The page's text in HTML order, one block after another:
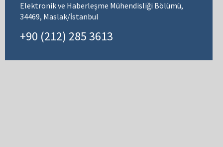
Elektronik ve Haberleşme Mühendisliği Bölümü,
34469, Maslak/İstanbul
+90 (212) 285 3613